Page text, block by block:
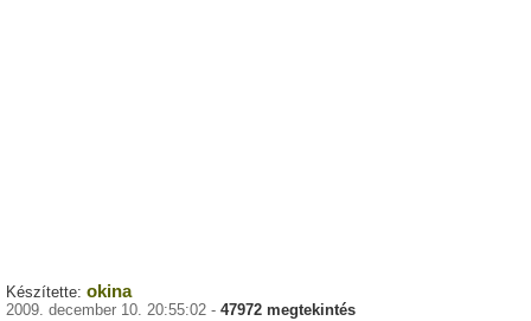
Készítette: okina
2009. december 10. 20:55:02 - 47972 megtekintés